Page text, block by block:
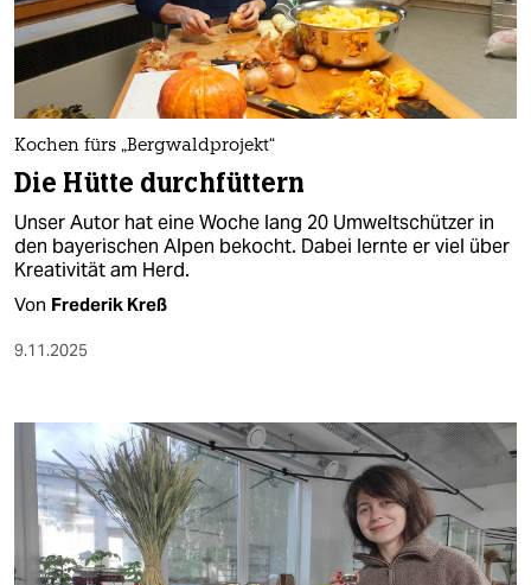
Kochen fürs „Bergwaldprojekt“
Die Hütte durchfüttern
Unser Autor hat eine Woche lang 20 Umweltschützer in
den bayerischen Alpen bekocht. Dabei lernte er viel über
Kreativität am Herd.
Von Frederik Kreß
9.11.2025